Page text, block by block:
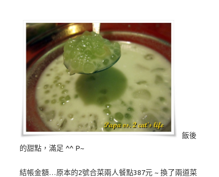
飯後
的甜點，滿足 ^^ P~
結帳金額…原本的2號合菜兩人餐點387元 ~ 換了兩道菜